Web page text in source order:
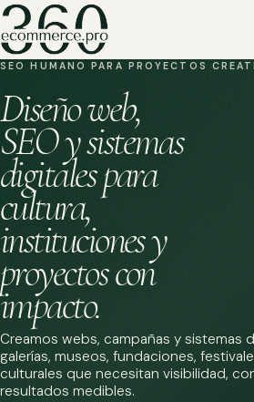
SEO HUMANO PARA PROYECTOS
Diseño web,
SEO y sistemas
digitales para
cultura,
instituciones y
proyectos con
impacto.
Creamos webs, campañas y sistemas
galerías, museos, fundaciones,
culturales que necesitan visibilidad,
resultados medibles.